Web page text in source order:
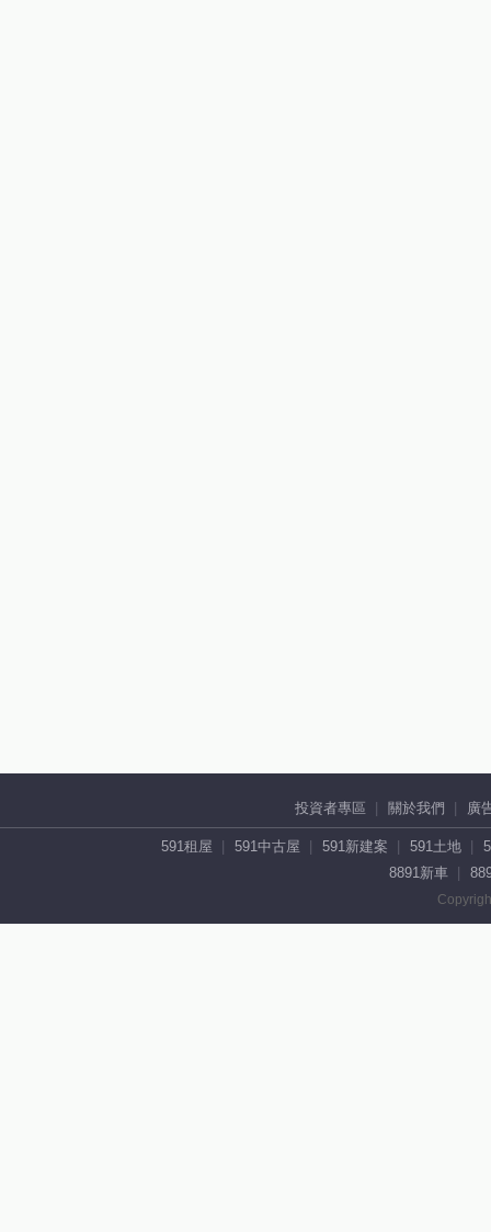
投資者專區 關於我們 廣
591租屋 591中古屋 591新建案 591土地
8891新車